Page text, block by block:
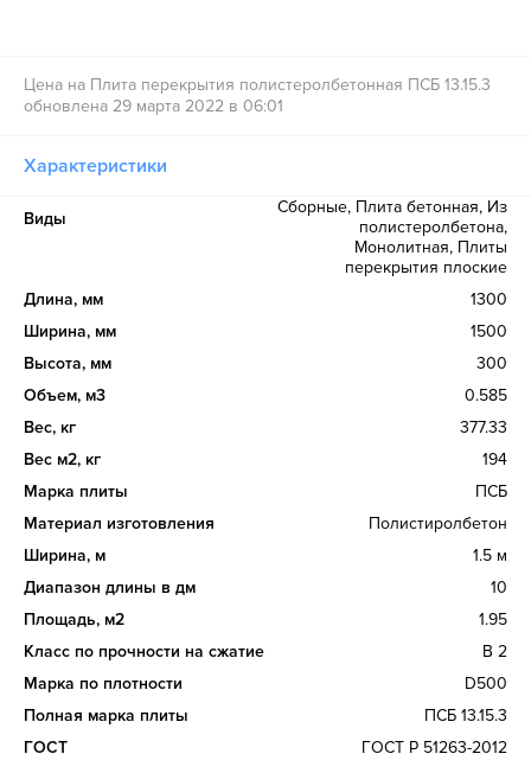
Цена на Плита перекрытия полистеролбетонная ПСБ 13.15.3
обновлена 29 марта 2022 в 06:01
Характеристики
Виды
Сборные, Плита бетонная, Из
полистеролбетона,
Монолитная, Плиты
перекрытия плоские
Длина, мм
1300
Ширина, мм
1500
Высота, мм
300
Объем, м3
0.585
Вес, кг
377.33
Вес м2, кг
194
Марка плиты
ПСБ
Материал изготовления
Полистиролбетон
Ширина, м
1.5 м
Диапазон длины в дм
10
Площадь, м2
1.95
Класс по прочности на сжатие
В 2
Марка по плотности
D500
Полная марка плиты
ПСБ 13.15.3
ГОСТ
ГОСТ Р 51263-2012